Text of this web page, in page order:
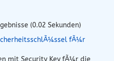
(0.02 Sekunden)
fÃ¼r